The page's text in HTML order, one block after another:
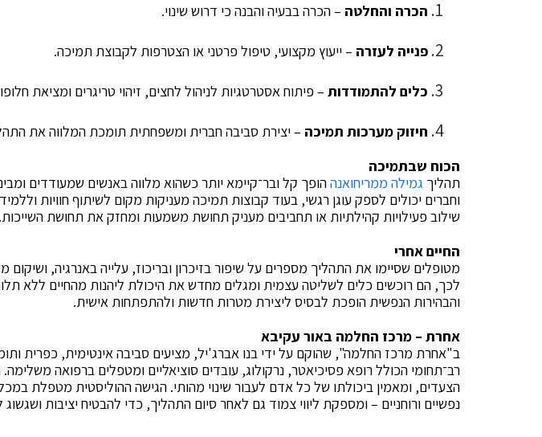
הכרה והחלטה – הכרה בבעיה והבנה כי דרוש שינוי.
פנייה לעזרה – ייעוץ מקצועי, טיפול פרטני או הצטרפות לקבוצת תמיכה.
כלים להתמודדות – פיתוח אסטרטגיות לניהול לחצים, זיהוי טריגרים ומציאת
חיזוק מערכות תמיכה – יצירת סביבה חברית ומשפחתית תומכת המלווה את
הכוח שבתמיכה
תהליך גמילה ממריחואנההופך קל ובר־קיימא יותר כשהוא מלווה באנשים שמעודדים
וחברים יכולים לספק עוגן רגשי, בעוד קבוצות תמיכה מעניקות מקום לשיתוף חוויות
שילוב פעילויות קהילתיות או תחביבים מעניק תחושת משמעות ומחזק את תחושת השייכות.
החיים אחרי
מטופלים שסיימו את התהליך מספרים על שיפור בזיכרון ובריכוז, עלייה באנרגיה,
לכך, הם רוכשים כלים לשליטה עצמית ומגלים מחדש את היכולת ליהנות מהחיים ללא
והבהירות הנפשית הופכת לבסיס ליצירת מטרות חדשות ולהתפתחות אישית.
אחרת – מרכז החלמה באור עקיבא
ב"אחרת מרכז החלמה", שהוקם על ידי בנו אברג'יל, מציעים סביבה אינטימית, כפרית
הצעדים, ומאמין ביכולתו של כל אדם לעבור שינוי מהותי. הגישה ההוליסטית מטפלת
נפשיים ורוחניים – ומספקת ליווי צמוד גם לאחר סיום התהליך, כדי להבטיח יציבות ושגשוג